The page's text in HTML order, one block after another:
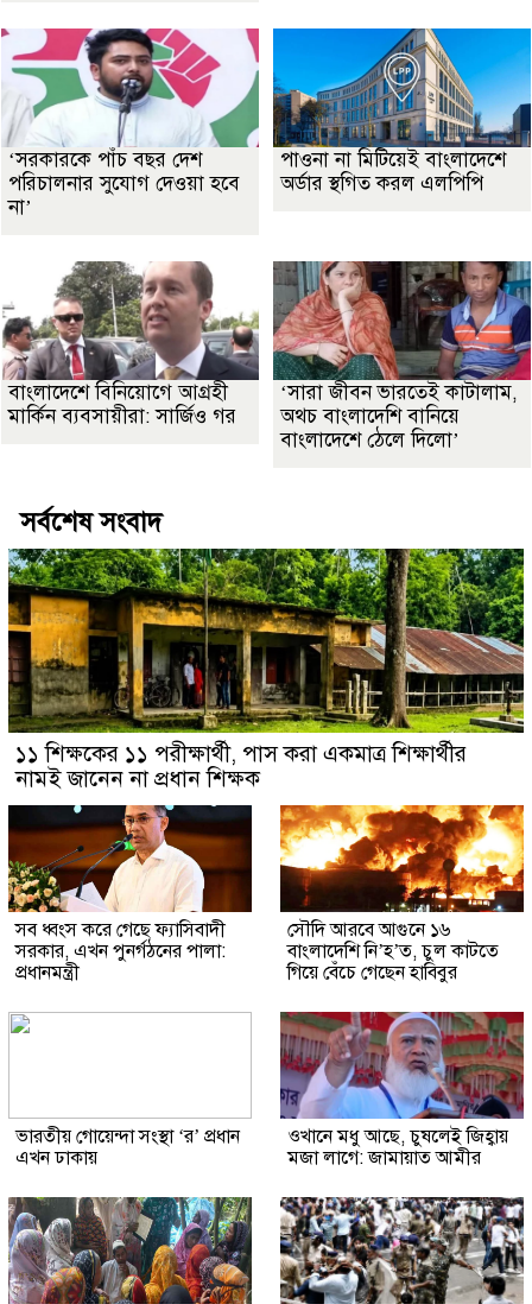
‘সরকারকে পাঁচ বছর দেশ
পরিচালনার সুযোগ দেওয়া হবে
না’
পাওনা না মিটিয়েই বাংলাদেশে
অর্ডার স্থগিত করল এলপিপি
বাংলাদেশে বিনিয়োগে আগ্রহী
মার্কিন ব্যবসায়ীরা: সার্জিও গর
‘সারা জীবন ভারতেই কাটালাম,
অথচ বাংলাদেশি বানিয়ে
বাংলাদেশে ঠেলে দিলো’
সর্বশেষ সংবাদ
১১ শিক্ষকের ১১ পরীক্ষার্থী, পাস করা একমাত্র শিক্ষার্থীর
নামই জানেন না প্রধান শিক্ষক
সব ধ্বংস করে গেছে ফ্যাসিবাদী
সরকার, এখন পুনর্গঠনের পালা:
প্রধানমন্ত্রী
সৌদি আরবে আগুনে ১৬
বাংলাদেশি নি’হ’ত, চুল কাটতে
গিয়ে বেঁচে গেছেন হাবিবুর
ভারতীয় গোয়েন্দা সংস্থা ‘র’ প্রধান
এখন ঢাকায়
ওখানে মধু আছে, চুষলেই জিহ্বায়
মজা লাগে: জামায়াত আমীর